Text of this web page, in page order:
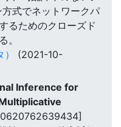
式でネットワークパ
るためのクローズド
。
(2021-10-
Inference for